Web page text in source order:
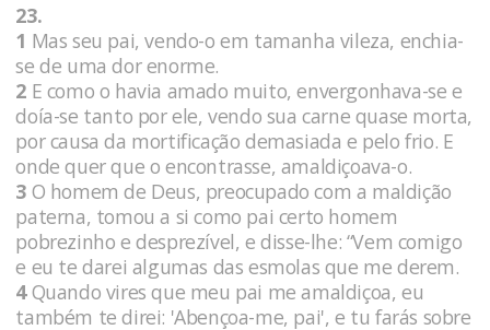
23.
1 Mas seu pai, vendo-o em tamanha vileza, enchia-
se de uma dor enorme.
2 E como o havia amado muito, envergonhava-se e
doía-se tanto por ele, vendo sua carne quase morta,
por causa da mortificação demasiada e pelo frio. E
onde quer que o encontrasse, amaldiçoava-o.
3 O homem de Deus, preocupado com a maldição
paterna, tomou a si como pai certo homem
pobrezinho e desprezível, e disse-lhe: “Vem comigo
e eu te darei algumas das esmolas que me derem.
4Quando vires que meu pai me amaldiçoa, eu
também te direi: 'Abençoa-me, pai', e tu farás sobre